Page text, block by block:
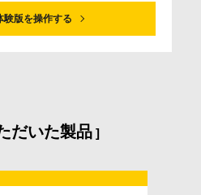
験版を操作する
だいた製品